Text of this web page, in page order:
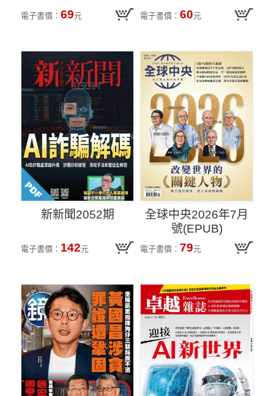
電子書價： 69元 電子書價： 60元
新新聞2052期
電子書價： 142元
全球中央2026年7月
號(EPUB)
電子書價： 79元